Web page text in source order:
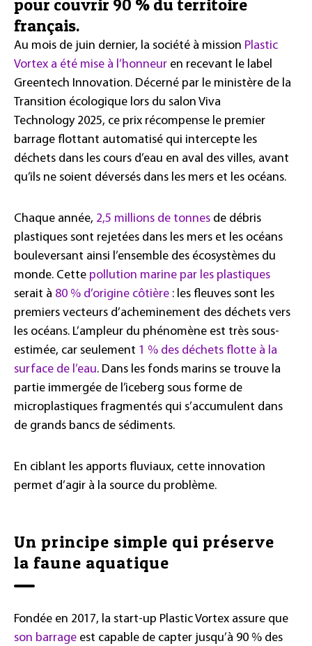
pour couvrir 90 % du territoire
français.
Au mois de juin dernier, la société à mission Plastic
Vortex a été mise à l’honneur en recevant le label
Greentech Innovation. Décerné par le ministère de la
Transition écologique lors du salon Viva
Technology 2025, ce prix récompense le premier
barrage flottant automatisé qui intercepte les
déchets dans les cours d’eau en aval des villes, avant
qu’ils ne soient déversés dans les mers et les océans.
Chaque année, 2,5 millions de tonnes de débris
plastiques sont rejetées dans les mers et les océans
bouleversant ainsi l’ensemble des écosystèmes du
monde. Cette pollution marine par les plastiques
serait à 80 % d’origine côtière : les fleuves sont les
premiers vecteurs d’acheminement des déchets vers
les océans. L’ampleur du phénomène est très sous-
estimée, car seulement 1 % des déchets flotte à la
surface de l’eau. Dans les fonds marins se trouve la
partie immergée de l’iceberg sous forme de
microplastiques fragmentés qui s’accumulent dans
de grands bancs de sédiments.
En ciblant les apports fluviaux, cette innovation
permet d’agir à la source du problème.
Un principe simple qui préserve
la faune aquatique
Fondée en 2017, la start-up Plastic Vortex assure que
son barrage est capable de capter jusqu’à 90 % des